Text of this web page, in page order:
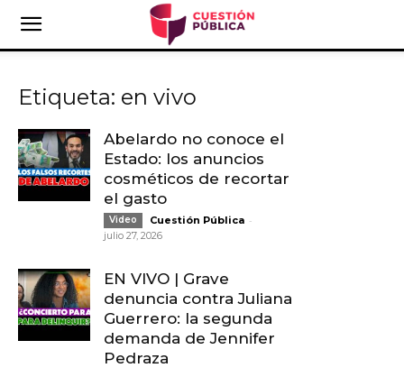
Etiqueta: en vivo
Abelardo no conoce el
Estado: los anuncios
cosméticos de recortar
el gasto
Video Cuestión Pública -
julio 27, 2026
EN VIVO | Grave
denuncia contra Juliana
Guerrero: la segunda
demanda de Jennifer
Pedraza